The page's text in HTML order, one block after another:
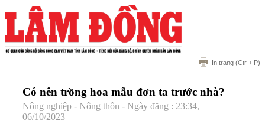
In trang (Ctr + P)
Có nên trồng hoa mẫu đơn ta trước nhà?
Nông nghiệp - Nông thôn - Ngày đăng : 23:34,
06/10/2023